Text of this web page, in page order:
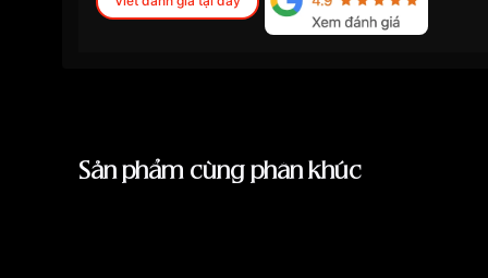
Sản phẩm cùng phân khúc